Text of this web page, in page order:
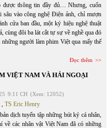
được thông tin đầy đủ… Nhưng, cuốn
sâu vào công nghệ Điện ảnh, chỉ mượn
cửa ban đầu, một ký hiệu nghệ thuật
cùng đôi ba lát cắt tự sự về nghề qua đó
người làm phim Việt qua mấy thế
Đọc thêm
VIỆT NAM VÀ HẢI NGOẠI
9:11 CH (Xem: 12052)
, TS Eric Henry
dịch tuyển tập những bút ký cá nhân,
về các nhân vật Việt Nam đã có những